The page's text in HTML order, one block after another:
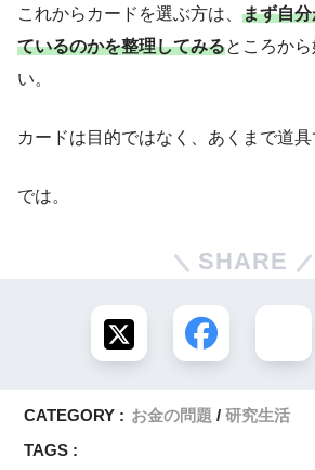
これからカードを選ぶ方は、 まず自
ているのかを整理してみるところか
い。
カードは目的ではなく、あくまで道具
では。
SHARE
CATEGORY : お金の問題
研究生活
TAGS :